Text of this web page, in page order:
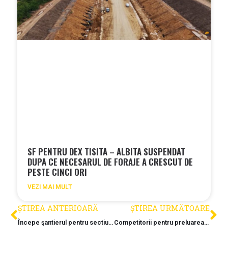
SF PENTRU DEX TISITA – ALBITA SUSPENDAT
DUPA CE NECESARUL DE FORAJE A CRESCUT DE
PESTE CINCI ORI
VEZI MAI MULT
ȘTIREA ANTERIOARĂ
Începe şantierul pentru sectiunea 1 a Autostrăzii Unirii
ȘTIREA URMĂTOARE
Competitorii pentru preluarea Liberty Galați: Dorinel Umbrărescu vs Rinat Akhmetov